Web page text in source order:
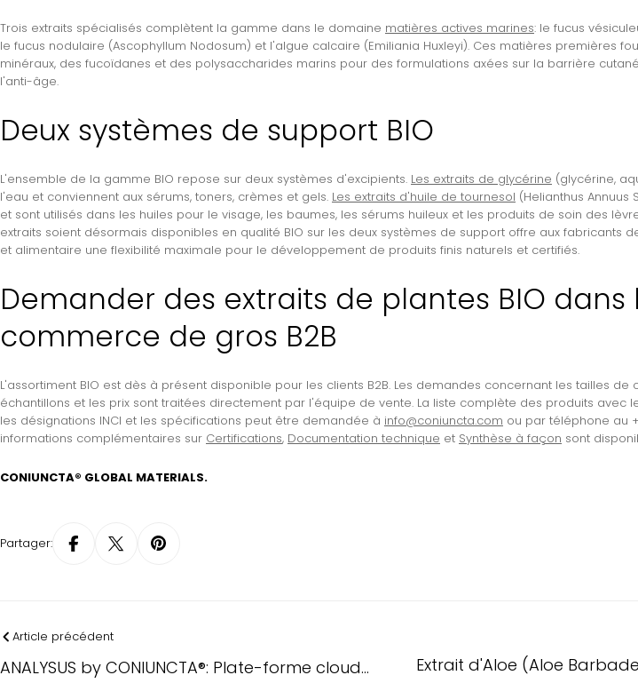
Trois extraits spécialisés complètent la gamme dans le domaine matières actives marines: le fucus
le fucus nodulaire (Ascophyllum Nodosum) et l'algue calcaire (Emiliania Huxleyi). Ces matières premières
minéraux, des fucoïdanes et des polysaccharides marins pour des formulations axées sur la barrière
l'anti-âge.
Deux systèmes de support BIO
L'ensemble de la gamme BIO repose sur deux systèmes d'excipients. Les extraits de glycérine (glycérine,
l'eau et conviennent aux sérums, toners, crèmes et gels. Les extraits d'huile de tournesol (Helianthus Annuus
et sont utilisés dans les huiles pour le visage, les baumes, les sérums huileux et les produits de soin des
extraits soient désormais disponibles en qualité BIO sur les deux systèmes de support offre aux fabricants
et alimentaire une flexibilité maximale pour le développement de produits finis naturels et certifiés.
Demander des extraits de plantes BIO dans
commerce de gros B2B
L'assortiment BIO est dès à présent disponible pour les clients B2B. Les demandes concernant les tailles de
échantillons et les prix sont traitées directement par l'équipe de vente. La liste complète des produits avec
les désignations INCI et les spécifications peut être demandée à info@coniuncta.com ou par téléphone au
informations complémentaires sur Certifications, Documentation technique et Synthèse à façon sont
CONIUNCTA® GLOBAL MATERIALS.
Partager:
Article précédent
ANALYSUS by CONIUNCTA®: Plate-forme cloud
Extrait d'Aloe (Aloe